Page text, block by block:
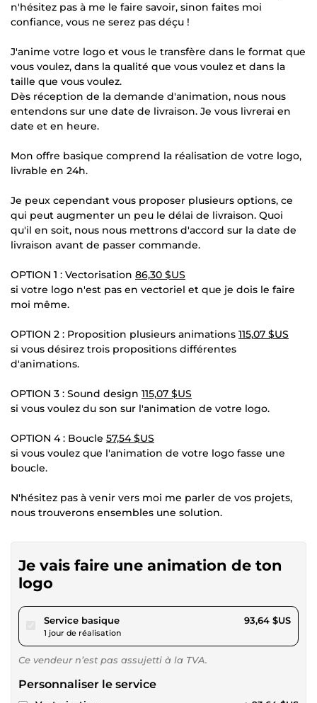
n'hésitez pas à me le faire savoir, sinon faites moi
confiance, vous ne serez pas déçu !
J'anime votre logo et vous le transfère dans le format que
vous voulez, dans la qualité que vous voulez et dans la
taille que vous voulez.
Dès réception de la demande d'animation, nous nous
entendons sur une date de livraison. Je vous livrerai en
date et en heure.
Mon offre basique comprend la réalisation de votre logo,
livrable en 24h.
Je peux cependant vous proposer plusieurs options, ce
qui peut augmenter un peu le délai de livraison. Quoi
qu'il en soit, nous nous mettrons d'accord sur la date de
livraison avant de passer commande.
OPTION 1 : Vectorisation 86,30 $US
si votre logo n'est pas en vectoriel et que je dois le faire
moi même.
OPTION 2 : Proposition plusieurs animations 115,07 $US
si vous désirez trois propositions différentes
d'animations.
OPTION 3 : Sound design 115,07 $US
si vous voulez du son sur l'animation de votre logo.
OPTION 4 : Boucle 57,54 $US
si vous voulez que l'animation de votre logo fasse une
boucle.
N'hésitez pas à venir vers moi me parler de vos projets,
nous trouverons ensembles une solution.
Je vais faire une animation de ton
logo
Service basiquepour 86,30 $US
1 jour de réalisation
93,64 $US
Ce vendeur n’est pas assujetti à la TVA.
Personnaliser le service